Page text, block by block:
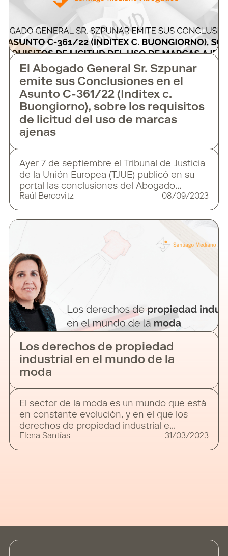
El Abogado General Sr. Szpunar
emite sus Conclusiones en el
Asunto C-361/22 (Inditex c.
Buongiorno), sobre los requisitos
de licitud del uso de marcas
ajenas
Ayer 7 de septiembre el Tribunal de Justicia
de la Unión Europea (TJUE) publicó en su
portal las conclusiones del Abogado
General Sr. Szpunar en el Asunto C-361/22
(Inditex c. Buongiorno), en relación con una
petición de decisión prejudicial planteada
por el Tribunal Supremo español. El litigio
principal enfrenta a Inditex con la empresa
Buongiorno
Raúl Bercovitz 08/09/2023
Los derechos de propiedad
industrial en el mundo de la
moda
El sector de la moda es un mundo que está
en constante evolución, y en el que los
derechos de propiedad industrial e
intelectual juegan un papel cada vez más
importante como consecuencia de los
Elena Santías 31/03/2023